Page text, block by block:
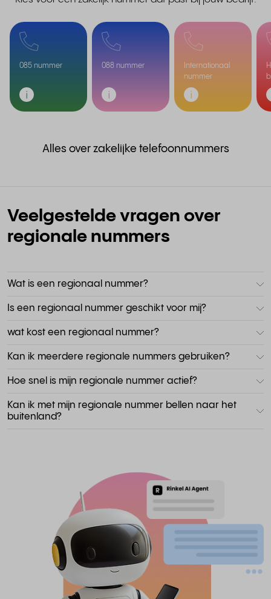
085 nummer 088 nummer
Internationaal
nummer
Alles over zakelijke telefoonnummers
Veelgestelde vragen over
regionale nummers
Wat is een regionaal nummer?
Is een regionaal nummer geschikt voor mij?
wat kost een regionaal nummer?
Kan ik meerdere regionale nummers gebruiken?
Hoe snel is mijn regionale nummer actief?
Kan ik met mijn regionale nummer bellen naar het
buitenland?